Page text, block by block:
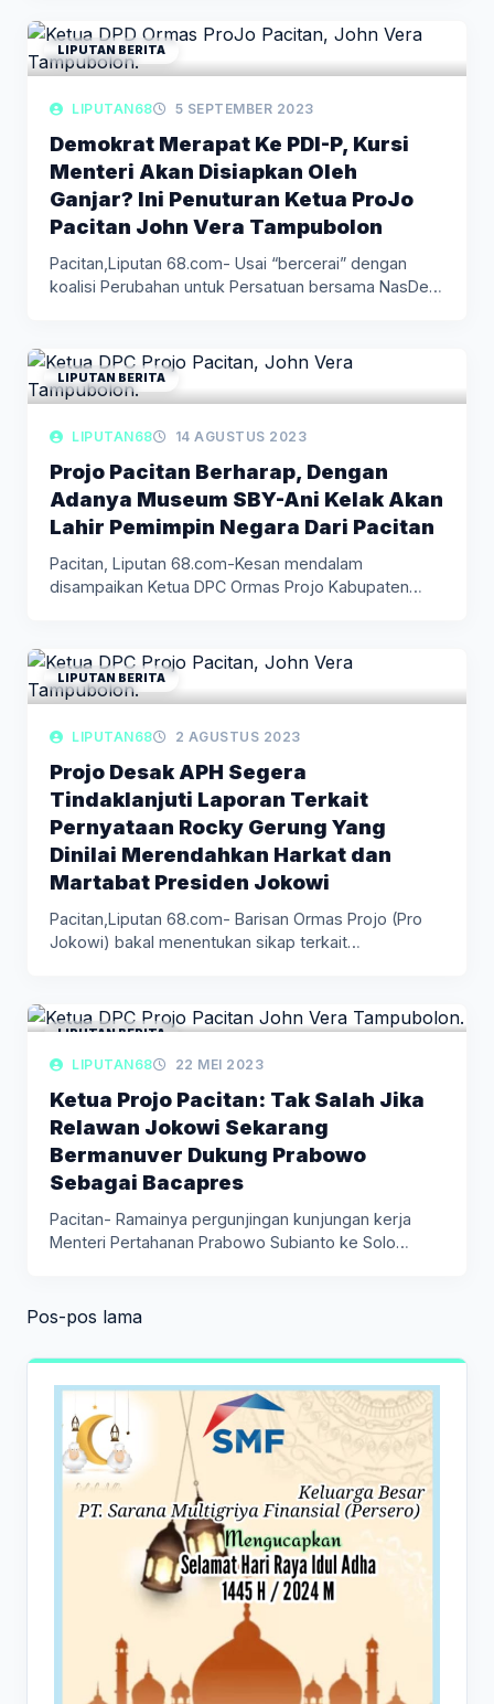
LIPUTAN BERITA
LIPUTAN68 5 SEPTEMBER 2023
Demokrat Merapat Ke PDI-P, Kursi
Menteri Akan Disiapkan Oleh
Ganjar? Ini Penuturan Ketua ProJo
Pacitan John Vera Tampubolon
Pacitan,Liputan 68.com- Usai “bercerai” dengan
koalisi Perubahan untuk Persatuan bersama NasDem
LIPUTAN BERITA
LIPUTAN68 14 AGUSTUS 2023
Projo Pacitan Berharap, Dengan
Adanya Museum SBY-Ani Kelak Akan
Lahir Pemimpin Negara Dari Pacitan
Pacitan, Liputan 68.com-Kesan mendalam
disampaikan Ketua DPC Ormas Projo Kabupaten
LIPUTAN BERITA
LIPUTAN68 2 AGUSTUS 2023
Projo Desak APH Segera
Tindaklanjuti Laporan Terkait
Pernyataan Rocky Gerung Yang
Dinilai Merendahkan Harkat dan
Martabat Presiden Jokowi
Pacitan,Liputan 68.com- Barisan Ormas Projo (Pro
Jokowi) bakal menentukan sikap terkait
LIPUTAN BERITA
LIPUTAN68 22 MEI 2023
Ketua Projo Pacitan: Tak Salah Jika
Relawan Jokowi Sekarang
Bermanuver Dukung Prabowo
Sebagai Bacapres
Pacitan- Ramainya pergunjingan kunjungan kerja
Menteri Pertahanan Prabowo Subianto ke Solo
Navigasi
Pos-pos lama